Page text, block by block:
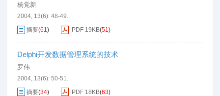
杨觉新
2004, 13(6): 48-49.
摘要(61 ) PDF 19KB(51 )
Delphi开发数据管理系统的技术
罗伟
2004, 13(6): 50-51.
摘要(34) PDF 18KB(63)